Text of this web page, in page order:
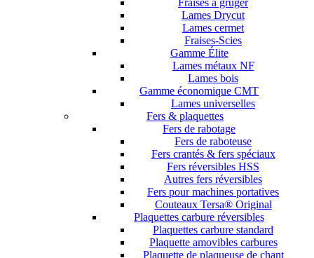
Lames Drycut
Lames cermet
Fraises-Scies
Gamme Élite
Lames métaux NF
Lames bois
Gamme économique CMT
Lames universelles
Fers & plaquettes
Fers de rabotage
Fers de raboteuse
Fers crantés & fers spéciaux
Fers réversibles HSS
Autres fers réversibles
Fers pour machines portatives
Couteaux Tersa® Original
Plaquettes carbure réversibles
Plaquettes carbure standard
Plaquette amovibles carbures
Plaquette de plaqueuse de chant